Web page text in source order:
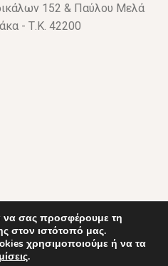
152 & Παύλου Μελά
- Τ.Κ. 42200
να σας προσφέρουμε τη
στον ιστότοπό μας.
χρησιμοποιούμε ή να τα
.